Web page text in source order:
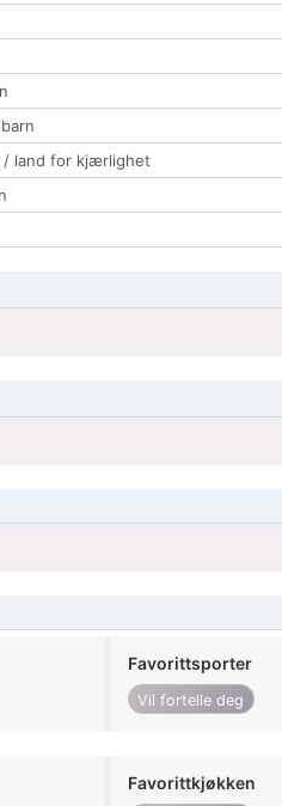
/ land for kjærlighet
Favorittsporter
Vil fortelle deg
Favorittkjøkken